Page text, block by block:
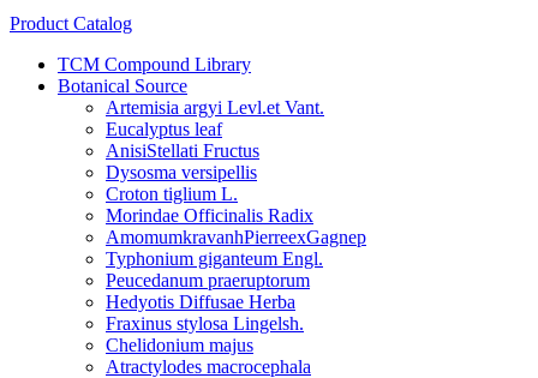
Product Catalog
TCM Compound Library
Botanical Source
Artemisia argyi Levl.et Vant.
Eucalyptus leaf
AnisiStellati Fructus
Dysosma versipellis
Croton tiglium L.
Morindae Officinalis Radix
AmomumkravanhPierreexGagnep
Typhonium giganteum Engl.
Peucedanum praeruptorum
Hedyotis Diffusae Herba
Fraxinus stylosa Lingelsh.
Chelidonium majus
Atractylodes macrocephala